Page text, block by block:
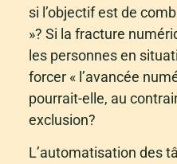
si l’objectif est de
»? Si la fracture
les personnes en
forcer « l’avancée
pourrait-elle, au
exclusion?
L’automatisation des